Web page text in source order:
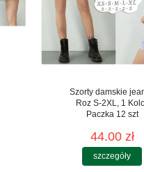
Szorty damskie
Roz S-2XL, 1
Paczka 12 szt
44.00 zł
szczegóły